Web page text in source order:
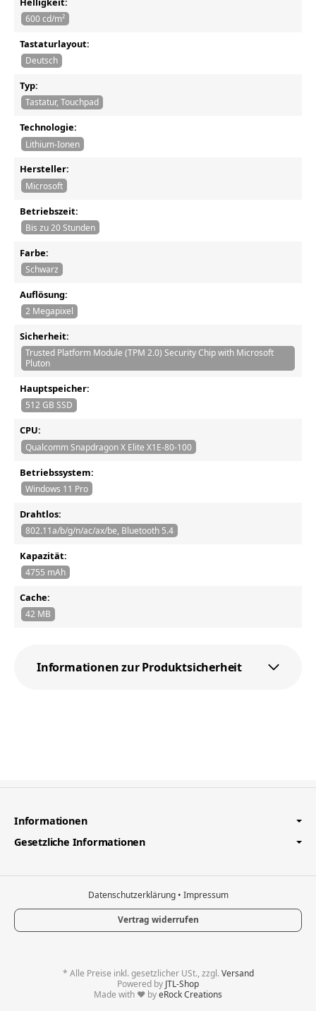
600 cd/m²
Tastaturlayout:
Deutsch
Typ:
Tastatur, Touchpad
Technologie:
Lithium-Ionen
Hersteller:
Microsoft
Betriebszeit:
Bis zu 20 Stunden
Farbe:
Schwarz
Auflösung:
2 Megapixel
Sicherheit:
Trusted Platform Module (TPM 2.0) Security Chip with Microsoft
Pluton
Hauptspeicher:
512 GB SSD
CPU:
Qualcomm Snapdragon X Elite X1E-80-100
Betriebssystem:
Windows 11 Pro
Drahtlos:
802.11a/b/g/n/ac/ax/be, Bluetooth 5.4
Kapazität:
4755 mAh
Cache:
42 MB
Informationen zur Produktsicherheit
Informationen
Gesetzliche Informationen
Datenschutzerklärung • Impressum
Vertrag widerrufen
* Alle Preise inkl. gesetzlicher USt., zzgl.Versand
Powered by JTL-Shop
Made with ♥ byeRock Creations